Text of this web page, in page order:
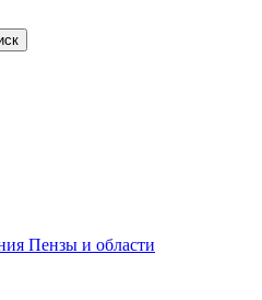
Пензы и области